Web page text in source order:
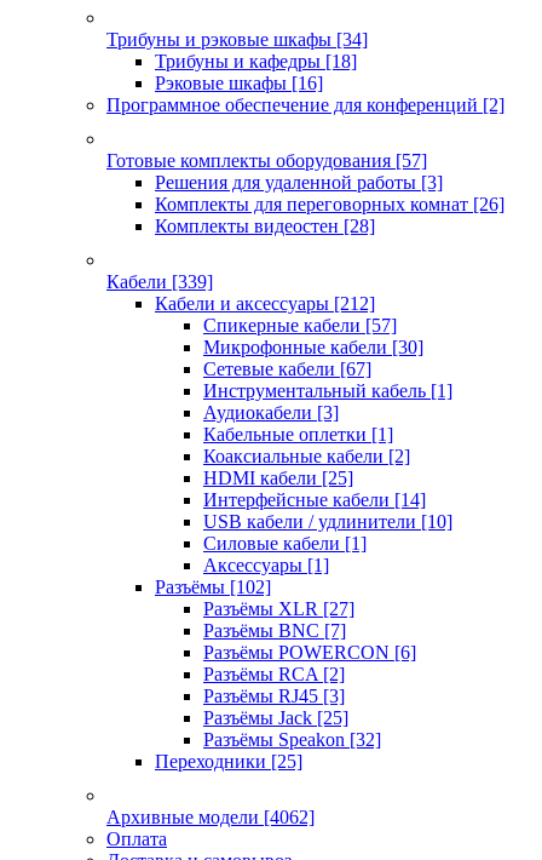
Трибуны и рэковые шкафы [34]
Трибуны и кафедры [18]
Рэковые шкафы [16]
Программное обеспечение для конференций [2]
Готовые комплекты оборудования [57]
Решения для удаленной работы [3]
Комплекты для переговорных комнат [26]
Комплекты видеостен [28]
Кабели [339]
Кабели и аксессуары [212]
Спикерные кабели [57]
Микрофонные кабели [30]
Сетевые кабели [67]
Инструментальный кабель [1]
Аудиокабели [3]
Кабельные оплетки [1]
Коаксиальные кабели [2]
HDMI кабели [25]
Интерфейсные кабели [14]
USB кабели / удлинители [10]
Силовые кабели [1]
Аксессуары [1]
Разъёмы [102]
Разъёмы XLR [27]
Разъёмы BNC [7]
Разъёмы POWERCON [6]
Разъёмы RCA [2]
Разъёмы RJ45 [3]
Разъёмы Jack [25]
Разъёмы Speakon [32]
Переходники [25]
Архивные модели [4062]
Оплата